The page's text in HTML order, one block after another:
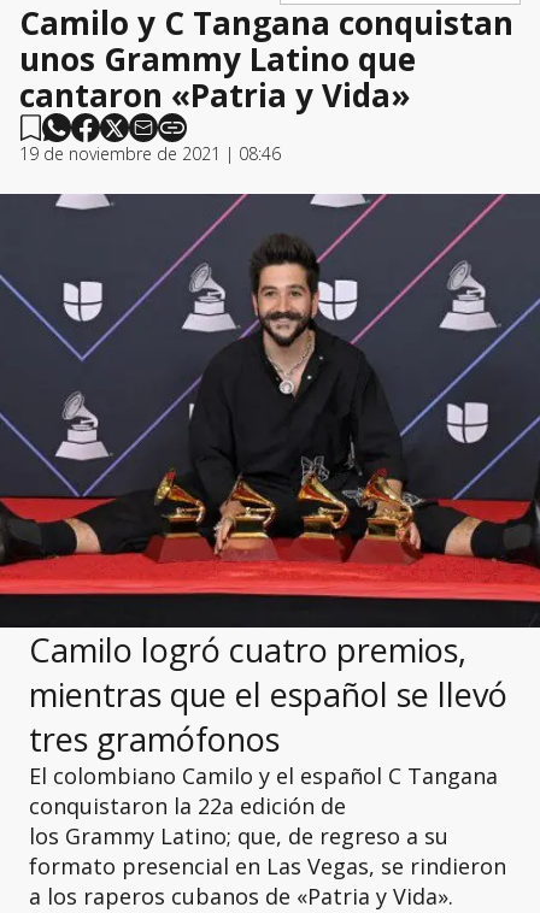
Camilo y C Tangana conquistan
unos Grammy Latino que
cantaron «Patria y Vida»
19 de noviembre de 2021 | 08:46
Camilo logró cuatro premios,
mientras que el español se llevó
tres gramófonos
El colombiano Camilo y el español C Tangana
conquistaron la 22a edición de
los Grammy Latino; que, de regreso a su
formato presencial en Las Vegas, se rindieron
a los raperos cubanos de «Patria y Vida».